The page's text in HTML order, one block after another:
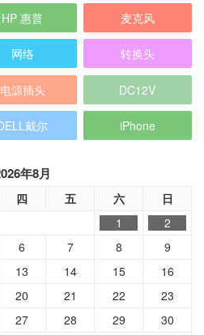
HP 惠普 麦克风
网络 转换头
电源插头 DC12V
戴尔 iPhone
年8月
四 五 六 日
1
2
6 7 8
9
13 14 15
16
20 21 22
23
27 28 29
30